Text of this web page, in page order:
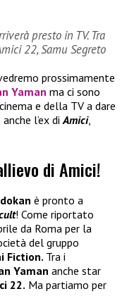
presto in TV. Tra
22, Samu Segreto
prossimamente
Yaman ma ci sono
e della TV a dare
l’ex di Amici,
di Amici!
è pronto a
! Come riportato
da Roma per la
del gruppo
Fiction. Tra i
Yaman anche star
22. Ma partiamo per